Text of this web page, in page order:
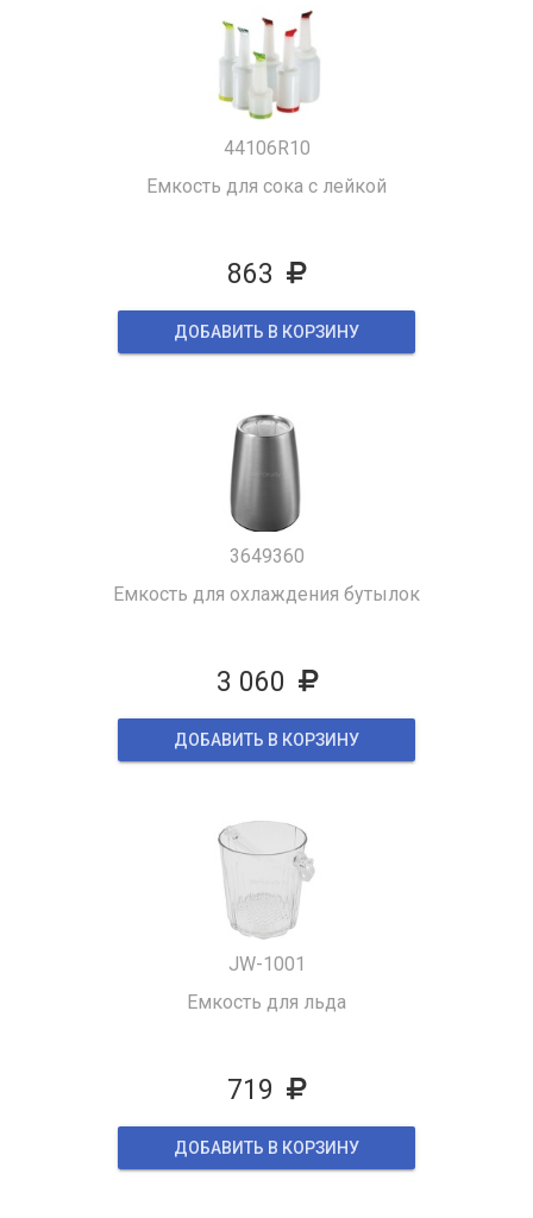
44106R10
Емкость для сока с лейкой
863
ДОБАВИТЬ В КОРЗИНУ
3649360
Емкость для охлаждения бутылок
3 060
ДОБАВИТЬ В КОРЗИНУ
JW-1001
Емкость для льда
719
ДОБАВИТЬ В КОРЗИНУ